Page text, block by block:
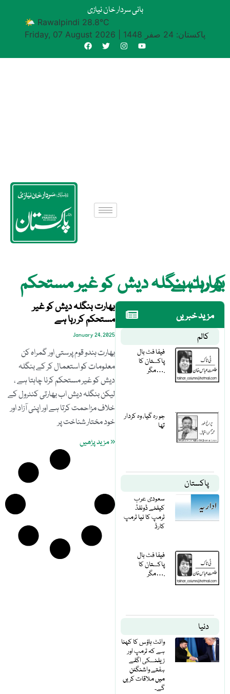
بانی سردار خان نیازی
🌤 Rawalpindi 28.8°C
Friday, 07 August 2026
پاکستان: 24 صفر 1448
بھارت بنگلہ دیش کو غیر مستحکم کر رہا ہے
مزید خبریں
کالم
فیفا فٹ بال
پاکستان کا
مگر….
جو رہ گیا، وہ کردار
تھا
پاکستان
سعودی عرب
کیلئے ڈونلڈ
ٹرمپ کا نیا ٹرمپ
کارڈ
فیفا فٹ بال
پاکستان کا
مگر….
دنیا
وائٹ ہاؤس کا کہنا
ہے کہ ٹرمپ اور
زیلنسکی اگلے
ہفتے واشنگٹن
میں ملاقات کریں
گے۔
بھارت بنگلہ دیش کو غیر
مستحکم کر رہا ہے
January 24, 2025
بھارت ہندو قوم پرستی اور گمراہ کن
معلومات کو استعمال کر کے بنگلہ
دیش کو غیر مستحکم کرنا چاہتا ہے ،
لیکن بنگلہ دیش اب بھارتی کنٹرول کے
خلاف مزاحمت کرتا ہے اور اپنی آزاد اور
خود مختار شناخت پر
« مزید پڑھیں